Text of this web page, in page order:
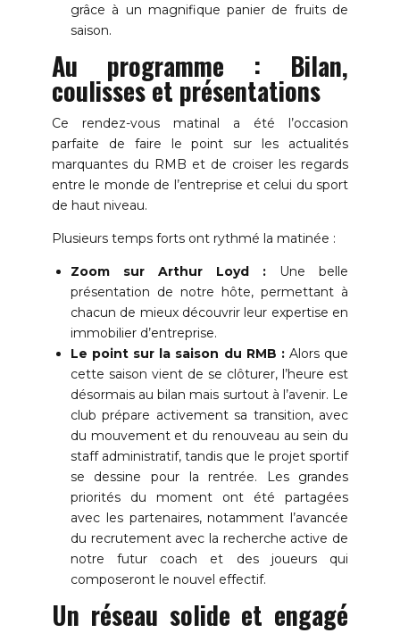
grâce à un magnifique panier de fruits de
saison.
Au programme : Bilan,
coulisses et présentations
Ce rendez-vous matinal a été l’occasion
parfaite de faire le point sur les actualités
marquantes du RMB et de croiser les regards
entre le monde de l’entreprise et celui du sport
de haut niveau.
Plusieurs temps forts ont rythmé la matinée :
Zoom sur Arthur Loyd : Une belle
présentation de notre hôte, permettant à
chacun de mieux découvrir leur expertise en
immobilier d’entreprise.
Le point sur la saison du RMB :Alors que
cette saison vient de se clôturer, l’heure est
désormais au bilan mais surtout à l’avenir. Le
club prépare activement sa transition, avec
du mouvement et du renouveau au sein du
staff administratif, tandis que le projet sportif
se dessine pour la rentrée. Les grandes
priorités du moment ont été partagées
avec les partenaires, notamment l’avancée
du recrutement avec la recherche active de
notre futur coach et des joueurs qui
composeront le nouvel effectif.
Un réseau solide et engagé